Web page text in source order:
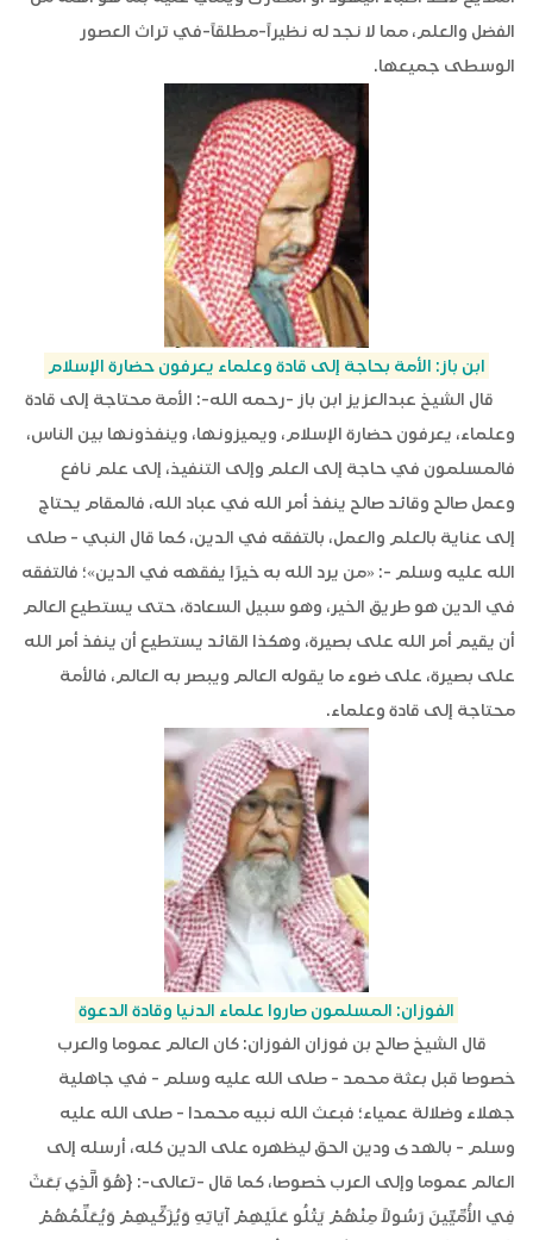
الفضل والعلم، مما لا نجد له نظيراً-مطلقاً-في تراث العصور
الوسطى جميعها.
ابن باز: الأمة بحاجة إلى قادة وعلماء يعرفون حضارة الإسلام
قال الشيخ عبدالعزيز ابن باز -رحمه الله-: الأمة محتاجة إلى قادة
وعلماء، يعرفون حضارة الإسلام، ويميزونها، وينفذونها بين الناس،
فالمسلمون في حاجة إلى العلم وإلى التنفيذ، إلى علم نافع
وعمل صالح وقائد صالح ينفذ أمر الله في عباد الله، فالمقام يحتاج
إلى عناية بالعلم والعمل، بالتفقه في الدين، كما قال النبي - صلى
الله عليه وسلم -: «من يرد الله به خيرًا يفقهه في الدين»؛ فالتفقه
في الدين هو طريق الخير، وهو سبيل السعادة، حتى يستطيع العالم
أن يقيم أمر الله على بصيرة، وهكذا القائد يستطيع أن ينفذ أمر الله
على بصيرة، على ضوء ما يقوله العالم ويبصر به العالم، فالأمة
محتاجة إلى قادة وعلماء.
الفوزان: المسلمون صاروا علماء الدنيا وقادة الدعوة
قال الشيخ صالح بن فوزان الفوزان: كان العالم عموما والعرب
خصوصا قبل بعثة محمد - صلى الله عليه وسلم - في جاهلية
جهلاء وضلالة عمياء؛ فبعث الله نبيه محمدا - صلى الله عليه
وسلم - بالهدى ودين الحق ليظهره على الدين كله، أرسله إلى
العالم عموما وإلى العرب خصوصا، كما قال -تعالى-: {هُوَ الَّذِي بَعَثَ
فِي الأُمِّيِّينَ رَسُولاً مِنْهُمْ يَتْلُو عَلَيْهِمْ آيَاتِهِ وَيُزَكِّيهِمْ وَيُعَلِّمُهُمْ